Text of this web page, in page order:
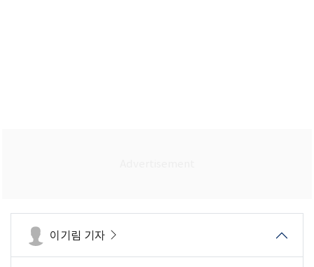
이기림 기자